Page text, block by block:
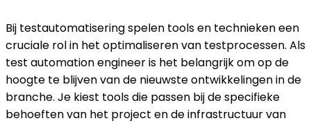
Bij testautomatisering spelen tools en technieken een
cruciale rol in het optimaliseren van testprocessen. Als
test automation engineer is het belangrijk om op de
hoogte te blijven van de nieuwste ontwikkelingen in de
branche. Je kiest tools die passen bij de specifieke
behoeften van het project en de infrastructuur van